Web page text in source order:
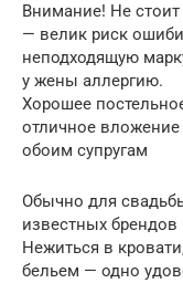
Внимание! Не стоит
— велик риск
неподходящую
у жены аллергию.
Хорошее
отличное вложение
обоим супругам
Обычно для
известных
Нежиться в
бельем — одно